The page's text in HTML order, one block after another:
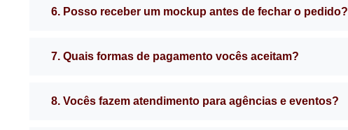
6. Posso receber um mockup antes de fechar o pedido?
7. Quais formas de pagamento vocês aceitam?
8. Vocês fazem atendimento para agências e eventos?